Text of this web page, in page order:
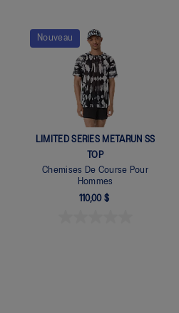
Nouveau
LIMITED SERIES METARUN SS
TOP
Chemises De Course Pour
Hommes
110,00 $